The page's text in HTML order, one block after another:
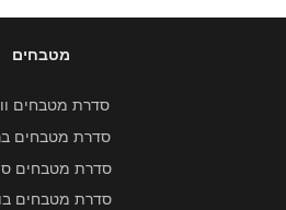
מטבחים
סדרת מטבחים
סדרת מטבחים
סדרת מטבחים
סדרת מטבחים